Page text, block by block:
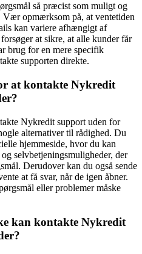
så præcist som muligt og
Vær opmærksom på, at ventetiden
kan variere afhængigt af
at sikre, at alle kunder får
brug for en mere specifik
supporten direkte.
at kontakte Nykredit
Nykredit support uden for
alternativer til rådighed. Du
hjemmeside, hvor du kan
selvbetjeningsmuligheder, der
Derudover kan du også sende
at få svar, når de igen åbner.
eller problemer måske
kan kontakte Nykredit